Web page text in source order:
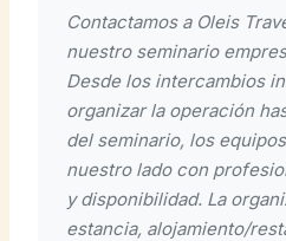
Contactamos a Oleis
nuestro seminario
Desde los intercambios
organizar la operación
del seminario, los
nuestro lado con
y disponibilidad. La
estancia, alojamiento/